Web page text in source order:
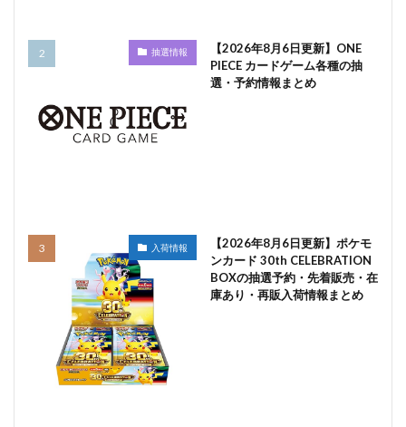
抽選情報
【2026年8月6日更新】ONE
PIECE カードゲーム各種の抽
選・予約情報まとめ
入荷情報
【2026年8月6日更新】ポケモ
ンカード 30th CELEBRATION
BOXの抽選予約・先着販売・在
庫あり・再販入荷情報まとめ